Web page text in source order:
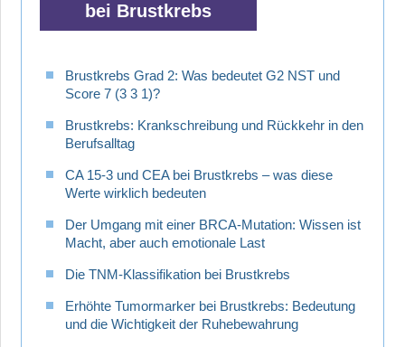
bei Brustkrebs
Brustkrebs Grad 2: Was bedeutet G2 NST und
Score 7 (3 3 1)?
Brustkrebs: Krankschreibung und Rückkehr in den
Berufsalltag
CA 15-3 und CEA bei Brustkrebs – was diese
Werte wirklich bedeuten
Der Umgang mit einer BRCA-Mutation: Wissen ist
Macht, aber auch emotionale Last
Die TNM-Klassifikation bei Brustkrebs
Erhöhte Tumormarker bei Brustkrebs: Bedeutung
und die Wichtigkeit der Ruhebewahrung